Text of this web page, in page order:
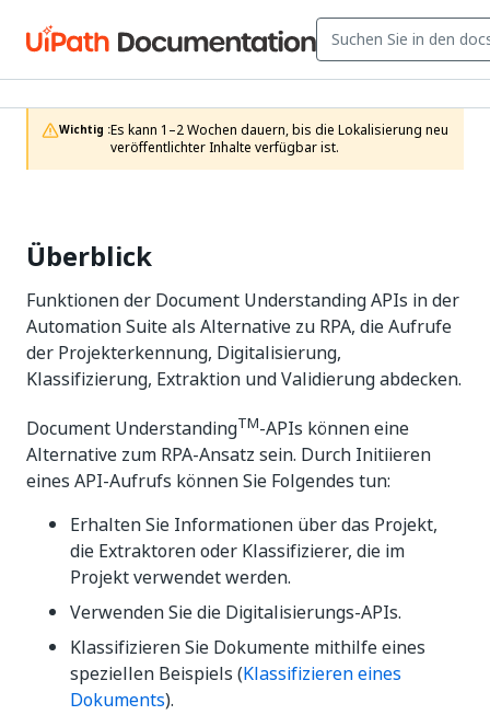
Wichtig :Es kann 1–2 Wochen dauern, bis die Lokalisierung neu
veröffentlichter Inhalte verfügbar ist.
Überblick
Funktionen der Document Understanding APIs in der
Automation Suite als Alternative zu RPA, die Aufrufe
der Projekterkennung, Digitalisierung,
Klassifizierung, Extraktion und Validierung abdecken.
Document UnderstandingTM-APIs können eine
Alternative zum RPA-Ansatz sein. Durch Initiieren
eines API-Aufrufs können Sie Folgendes tun:
Erhalten Sie Informationen über das Projekt,
die Extraktoren oder Klassifizierer, die im
Projekt verwendet werden.
Verwenden Sie die Digitalisierungs-APIs.
Klassifizieren Sie Dokumente mithilfe eines
speziellen Beispiels (Klassifizieren eines
Dokuments).